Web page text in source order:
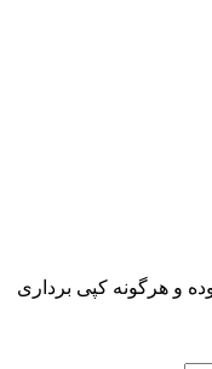
و هرگونه کپی برداری